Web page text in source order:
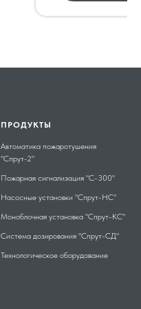
ПРОДУКТЫ
Автоматика пожаротушения
"Спрут-2"
Пожарная сигнализация "С-300"
Насосные установки "Спрут-НС"
Моноблочная установка "Спрут-КС"
Система дозирования "Спрут-СД"
Технологическое оборудование